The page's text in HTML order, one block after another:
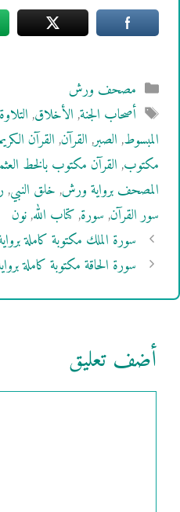
التصنيفات
مصحف ورش
الوسوم
أصحاب الجنة,الأخلاق,
المبسوط,الصبر,القرآن,القرآن
مكتوب,القرآن مكتوب بالخط
المصحف برواية ورش,خلق النبي,
سور القرآن,سورة,كتاب الله,نون
سورة الملك مكتوبة كاملة
سورة الحاقة مكتوبة كاملة
أضف تعليق